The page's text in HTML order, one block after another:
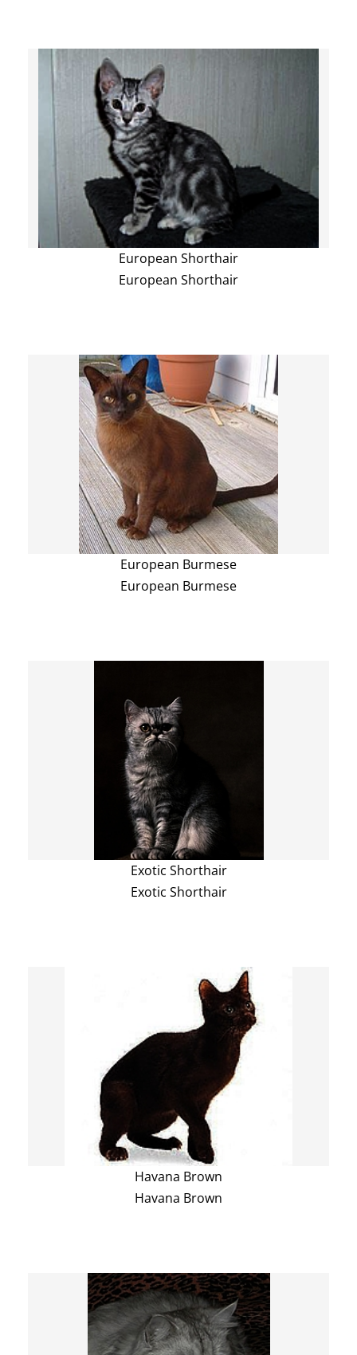
European Shorthair
European Shorthair
European Burmese
European Burmese
Exotic Shorthair
Exotic Shorthair
Havana Brown
Havana Brown